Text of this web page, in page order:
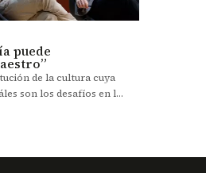
puede
de la cultura cuya
son los desafíos en la